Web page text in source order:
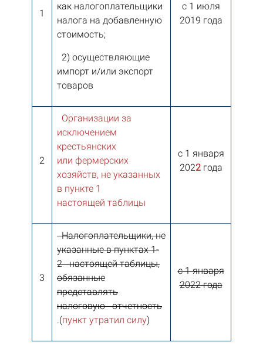
1
как налогоплательщики
налога на добавленную
стоимость;
2) осуществляющие
импорт и/или экспорт
товаров
с 1 июля
2019 года
2
Организации за
исключением
крестьянских
или фермерских
хозяйств, не указанных
в пункте 1
настоящей таблицы
с 1 января
2022года
3
Налогоплательщики, не
указанные в пунктах 1-
2 настоящей таблицы,
обязанные
представлять
налоговую отчетность
.(пункт утратил силу)
с 1 января
2022 года